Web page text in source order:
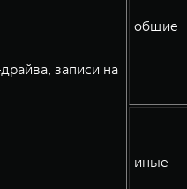
записи на
общие
иные